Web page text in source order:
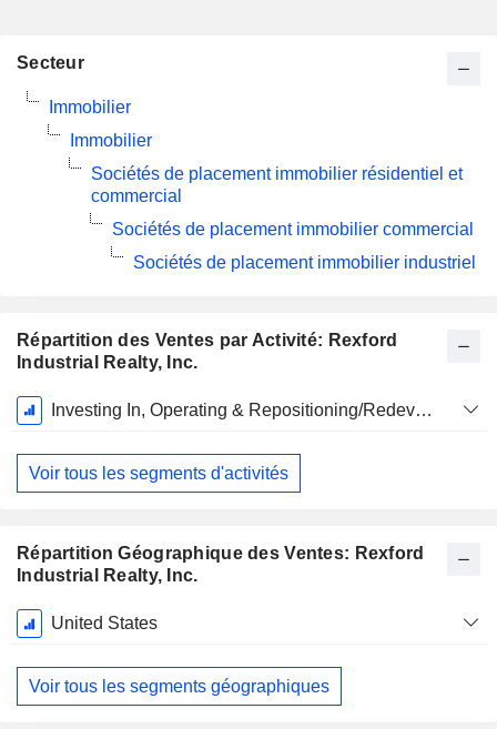
Répartition des Ventes par Activité: Rexford
Industrial Realty, Inc.
Période
Fiscale:
Décembre
Investing In, Operating & Repositioning/Redeveloping Industrial Real Estate
Voir tous les segments d'activités
Répartition Géographique des Ventes: Rexford
Industrial Realty, Inc.
Période
Fiscale:
Décembre
United States
Voir tous les segments géographiques
Secteur
Immobilier
Immobilier
Sociétés de placement immobilier résidentiel et
commercial
Sociétés de placement immobilier commercial
Sociétés de placement immobilier industriel